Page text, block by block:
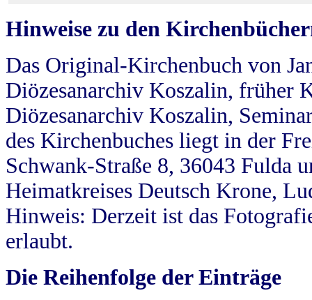
Hinweise zu den
Das Original-Kirchenbuch von
Diözesanarchiv Koszalin, früher
Diözesanarchiv Koszalin,
des Kirchenbuches liegt in der
Schwank-Straße 8, 36043 Fulda
Heimatkreises Deutsch Krone,
Hinweis: Derzeit ist das
erlaubt.
Die Reihenfolge der Einträge